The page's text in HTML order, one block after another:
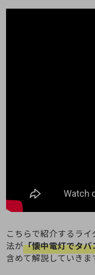
こちらで紹介するラ
法が「懐中電灯でタ
含めて解説していきま